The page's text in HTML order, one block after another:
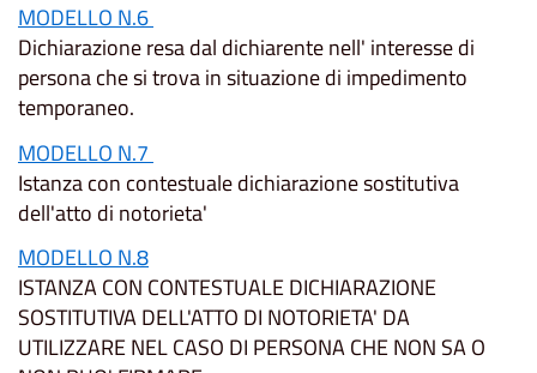
MODELLO N.6
Dichiarazione resa dal dichiarente nell' interesse di
persona che si trova in situazione di impedimento
temporaneo.
MODELLO N.7
Istanza con contestuale dichiarazione sostitutiva
dell'atto di notorieta'
MODELLO N.8
ISTANZA CON CONTESTUALE DICHIARAZIONE
SOSTITUTIVA DELL'ATTO DI NOTORIETA' DA
UTILIZZARE NEL CASO DI PERSONA CHE NON SA O